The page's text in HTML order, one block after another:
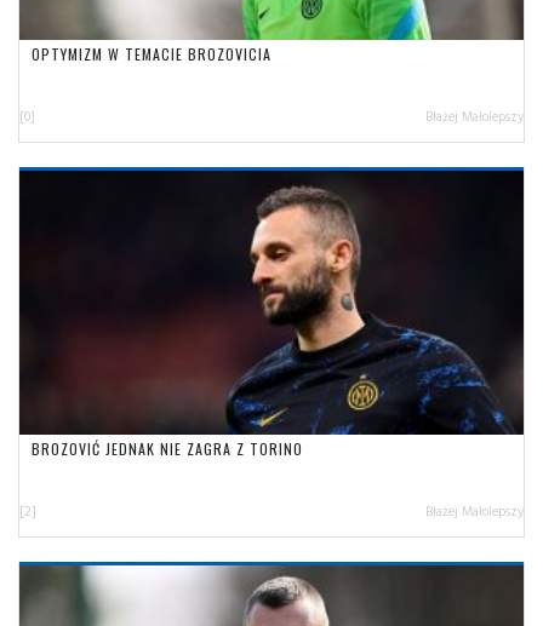
OPTYMIZM W TEMACIE BROZOVICIA
[0] Błażej Małolepszy
BROZOVIĆ JEDNAK NIE ZAGRA Z TORINO
[2] Błażej Małolepszy